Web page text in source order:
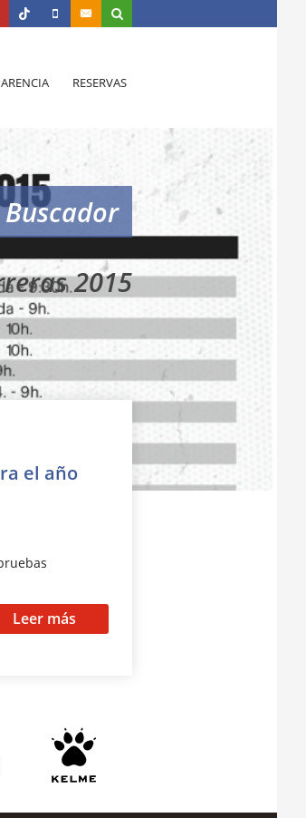
RESERVAS
Buscador
2015
el año
Leer más